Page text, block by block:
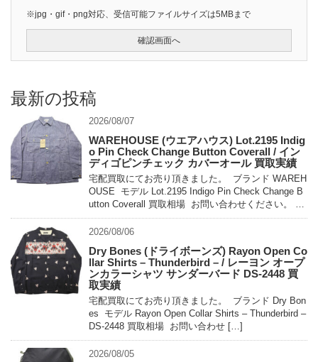
※jpg・gif・png対応、受信可能ファイルサイズは5MBまで
最新の投稿
2026/08/07
WAREHOUSE (ウエアハウス) Lot.2195 Indig
o Pin Check Change Button Coverall / イン
ディゴピンチェック カバーオール 買取実績
宅配買取にてお売り頂きました。 ブランド WAREH
OUSE モデル Lot.2195 Indigo Pin Check Change B
utton Coverall 買取相場 お問い合わせください。 状
態 未使用 […]
2026/08/06
Dry Bones (ドライボーンズ) Rayon Open Co
llar Shirts – Thunderbird – / レーヨン オープ
ンカラーシャツ サンダーバード DS-2448 買
取実績
宅配買取にてお売り頂きました。 ブランド Dry Bon
es モデル Rayon Open Collar Shirts – Thunderbird –
DS-2448 買取相場 お問い合わせ […]
2026/08/05